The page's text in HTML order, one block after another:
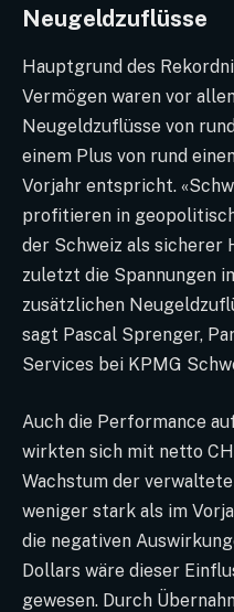
Neugeldzuflüsse
Hauptgrund des
Vermögen waren vor
Neugeldzuflüsse von
einem Plus von rund
Vorjahr entspricht.
profitieren in
der Schweiz als sicherer
zuletzt die Spannungen
zusätzlichen
sagt Pascal Sprenger,
Services bei KPMG
Auch die Performance
wirkten sich mit netto
Wachstum der
weniger stark als im
die negativen
Dollars wäre dieser
gewesen. Durch